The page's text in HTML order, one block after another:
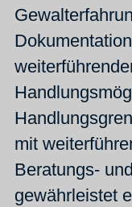
mit
Beratungs-
gewährleistet